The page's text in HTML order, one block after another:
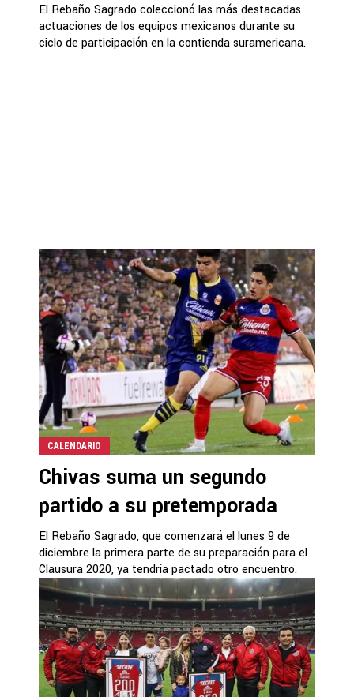
El Rebaño Sagrado coleccionó las más destacadas
actuaciones de los equipos mexicanos durante su
ciclo de participación en la contienda suramericana.
CALENDARIO
Chivas suma un segundo
partido a su pretemporada
El Rebaño Sagrado, que comenzará el lunes 9 de
diciembre la primera parte de su preparación para el
Clausura 2020, ya tendría pactado otro encuentro.